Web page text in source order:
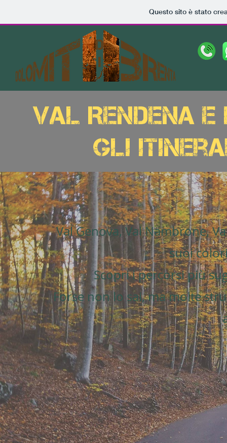
Questo sito è stato
Val Rendena
Gli
Val Genova, Val Nambrone,
suoi
Scopri i percorsi più
Forse non lo sai, ma molte